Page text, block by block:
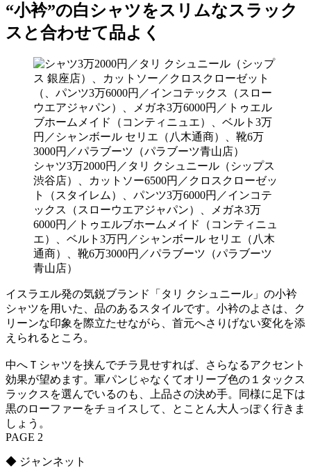
“小衿”の白シャツをスリムなスラック
スと合わせて品よく
シャツ3万2000円／タリ クシュニール（シップス
渋谷店）、カットソー6500円／クロスクローゼッ
ト（スタイレム）、パンツ3万6000円／インコテ
ックス（スローウエアジャパン）、メガネ3万
6000円／トゥエルブホームメイド（コンティニュ
エ）、ベルト3万円／シャンボール セリエ（八木
通商）、靴6万3000円／パラブーツ（パラブーツ
青山店）
イスラエル発の気鋭ブランド「タリ クシュニール」の小衿
シャツを用いた、品のあるスタイルです。小衿のよさは、ク
リーンな印象を際立たせながら、首元へさりげない変化を添
えられるところ。
中へＴシャツを挟んでチラ見せすれば、さらなるアクセント
効果が望めます。軍パンじゃなくてオリーブ色の１タックス
ラックスを選んでいるのも、上品さの決め手。同様に足下は
黒のローファーをチョイスして、とことん大人っぽく行きま
しょう。
PAGE 2
◆ ジャンネット